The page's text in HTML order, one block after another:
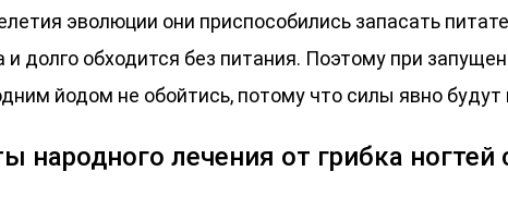
эволюции они приспособились запасать
и долго обходится без питания. Поэтому при
йодом не обойтись, потому что силы явно
народного лечения от грибка ногтей